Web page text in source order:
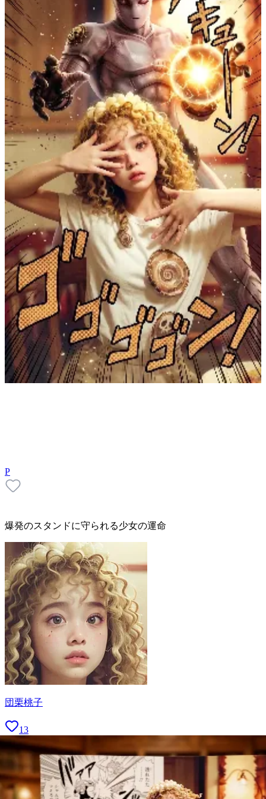
P
爆発のスタンドに守られる少女の運命
団栗桃子
13